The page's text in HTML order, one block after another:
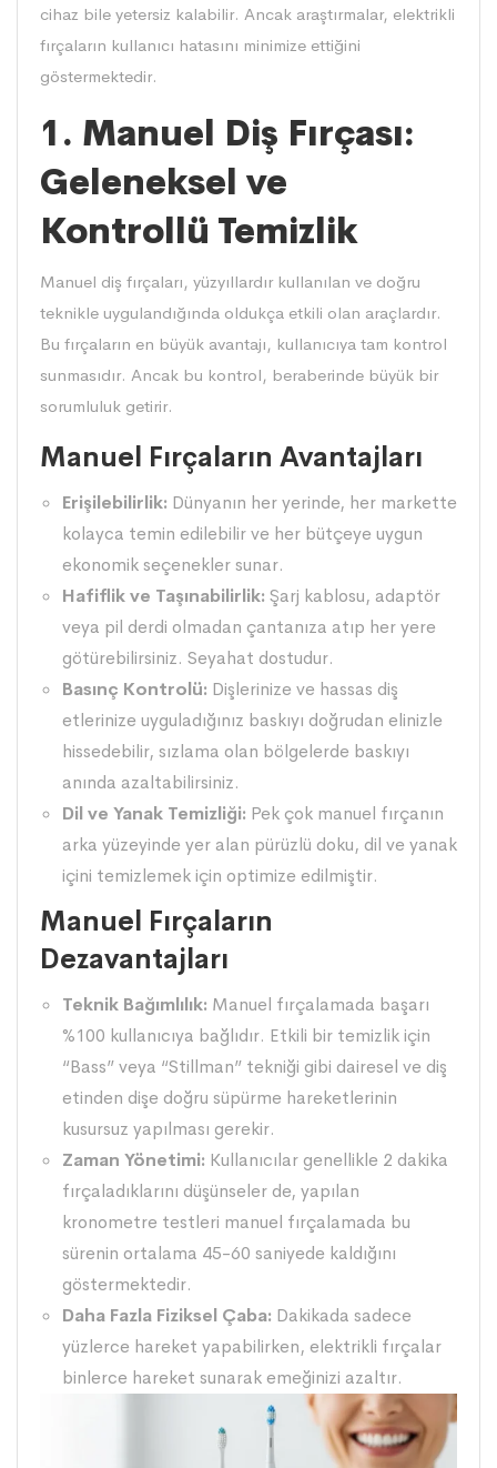
cihaz bile yetersiz kalabilir. Ancak araştırmalar, elektrikli
fırçaların kullanıcı hatasını minimize ettiğini
göstermektedir.
1. Manuel Diş Fırçası:
Geleneksel ve
Kontrollü Temizlik
Manuel diş fırçaları, yüzyıllardır kullanılan ve doğru
teknikle uygulandığında oldukça etkili olan araçlardır.
Bu fırçaların en büyük avantajı, kullanıcıya tam kontrol
sunmasıdır. Ancak bu kontrol, beraberinde büyük bir
sorumluluk getirir.
Manuel Fırçaların Avantajları
Erişilebilirlik: Dünyanın her yerinde, her markette
kolayca temin edilebilir ve her bütçeye uygun
ekonomik seçenekler sunar.
Hafiflik ve Taşınabilirlik: Şarj kablosu, adaptör
veya pil derdi olmadan çantanıza atıp her yere
götürebilirsiniz. Seyahat dostudur.
Basınç Kontrolü: Dişlerinize ve hassas diş
etlerinize uyguladığınız baskıyı doğrudan elinizle
hissedebilir, sızlama olan bölgelerde baskıyı
anında azaltabilirsiniz.
Dil ve Yanak Temizliği: Pek çok manuel fırçanın
arka yüzeyinde yer alan pürüzlü doku, dil ve yanak
içini temizlemek için optimize edilmiştir.
Manuel Fırçaların
Dezavantajları
Teknik Bağımlılık: Manuel fırçalamada başarı
%100 kullanıcıya bağlıdır. Etkili bir temizlik için
“Bass” veya “Stillman” tekniği gibi dairesel ve diş
etinden dişe doğru süpürme hareketlerinin
kusursuz yapılması gerekir.
Zaman Yönetimi: Kullanıcılar genellikle 2 dakika
fırçaladıklarını düşünseler de, yapılan
kronometre testleri manuel fırçalamada bu
sürenin ortalama 45-60 saniyede kaldığını
göstermektedir.
Daha Fazla Fiziksel Çaba: Dakikada sadece
yüzlerce hareket yapabilirken, elektrikli fırçalar
binlerce hareket sunarak emeğinizi azaltır.